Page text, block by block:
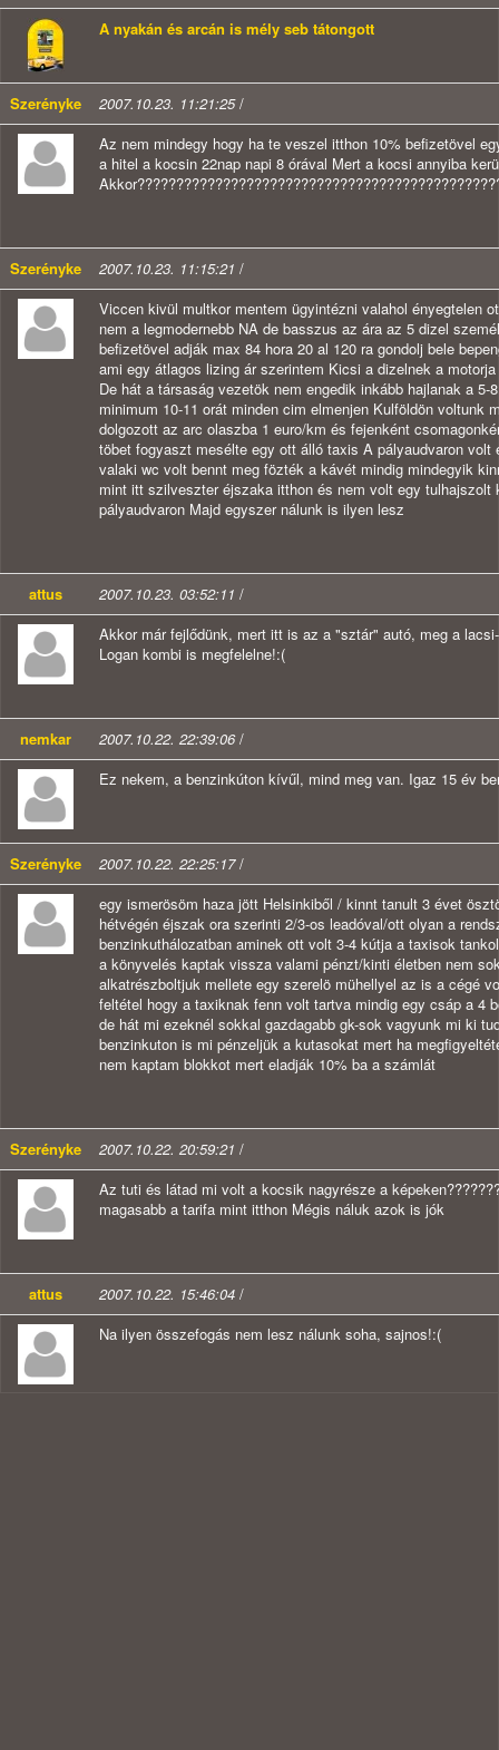
A nyakán és arcán is mély seb tátongott
Szerényke 2007.10.23. 11:21:25/
Az nem mindegy hogy ha te veszel itthon 10% befizetövel
a hitel a kocsin 22nap napi 8 órával Mert a kocsi annyiba
Szerényke 2007.10.23. 11:15:21 /
Viccen kivül multkor mentem ügyintézni valahol ényegtelen
nem a legmodernebb NA de basszus az ára az 5 dizel
befizetövel adják max 84 hora 20 al 120 ra gondolj bele
ami egy átlagos lizing ár szerintem Kicsi a dizelnek a
De hát a társaság vezetök nem engedik inkább hajlanak a
minimum 10-11 orát minden cim elmenjen Kulföldön
dolgozott az arc olaszba 1 euro/km és fejenként
töbet fogyaszt mesélte egy ott álló taxis A pályaudvaron
valaki wc volt bennt meg fözték a kávét mindig mindegyik
mint itt szilveszter éjszaka itthon és nem volt egy
pályaudvaron Majd egyszer nálunk is ilyen lesz
attus 2007.10.23. 03:52:11 /
Akkor már fejlődünk, mert itt is az a "sztár" autó, meg a
Logan kombi is megfelelne!:(
nemkar 2007.10.22. 22:39:06/
Ez nekem, a benzinkúton kívűl, mind meg van. Igaz 15 év
Szerényke 2007.10.22. 22:25:17/
egy ismerösöm haza jött Helsinkiből / kinnt tanult 3 évet
hétvégén éjszak ora szerinti 2/3-os leadóval/ott olyan a
benzinkuthálozatban aminek ott volt 3-4 kútja a taxisok
a könyvelés kaptak vissza valami pénzt/kinti életben nem
alkatrészboltjuk mellete egy szerelö mühellyel az is a cégé
feltétel hogy a taxiknak fenn volt tartva mindig egy csáp a 4
de hát mi ezeknél sokkal gazdagabb gk-sok vagyunk mi ki
benzinkuton is mi pénzeljük a kutasokat mert ha
nem kaptam blokkot mert eladják 10% ba a számlát
Szerényke 2007.10.22. 20:59:21 /
Az tuti és látad mi volt a kocsik nagyrésze a
magasabb a tarifa mint itthon Mégis náluk azok is jók
attus 2007.10.22. 15:46:04 /
Na ilyen összefogás nem lesz nálunk soha, sajnos!:(